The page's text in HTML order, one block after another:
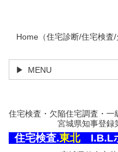
Home（住宅診断/住宅検査/
MENU
住宅検査・欠陥住宅調査・一
宮城県知事登録第
住宅検査.東北 I.B.L